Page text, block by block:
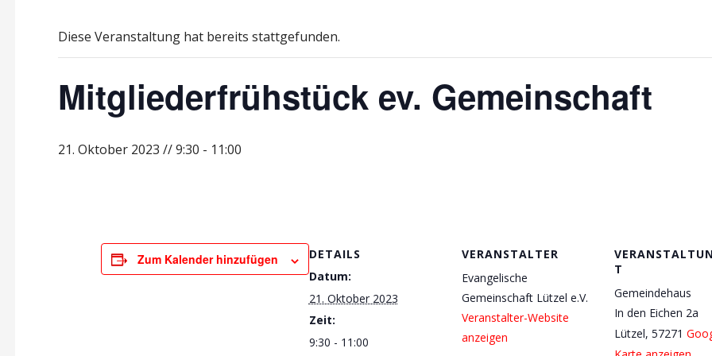
Diese Veranstaltung hat bereits stattgefunden.
Mitgliederfrühstück ev. Gemeinschaft
21. Oktober 2023 // 9:30 - 11:00
Zum Kalender hinzufügen
DETAILS
Datum:
21. Oktober 2023
Zeit:
9:30 - 11:00
VERANSTALTER
Evangelische
Gemeinschaft Lützel e.V.
Veranstalter-Website
anzeigen
T
Gemeindehaus
In den Eichen 2a
Lützel, 57271